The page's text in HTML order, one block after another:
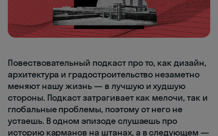
Повествовательный подкаст про то, как дизайн,
архитектура и градостроительство незаметно
меняют нашу жизнь — в лучшую и худшую
стороны. Подкаст затрагивает как мелочи, так и
глобальные проблемы, поэтому от него не
устаешь. В одном эпизоде слушаешь про
историю карманов на штанах, а в следующем —